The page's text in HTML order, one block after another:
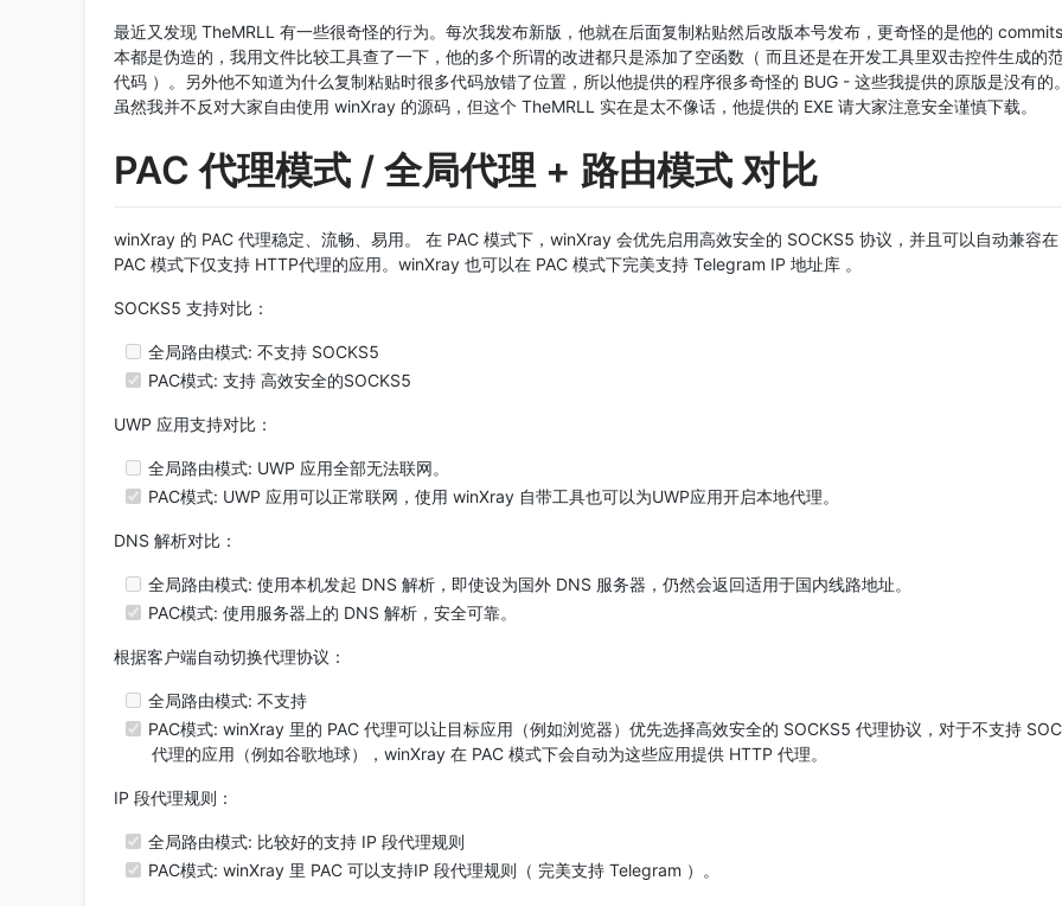
最近又发现 TheMRLL 有一些很奇怪的行为。每次我发布新版，他就在后面复制粘贴然后改版本号发布， 更奇怪的是他的
本都是伪造的，我用文件比较工具查了一下，他的多个所谓的改进都只是添加了空函数 （ 而且还是在开发工具里双击控件生成的
代码 ）。另外他不知道为什么复制粘贴时很多代码放错了位置，所以他提供的程序很多奇怪的 BUG - 这些我提供的原版是没有的
虽然我并不反对大家自由使用 winXray 的源码，但这个 TheMRLL 实在是太不像话，他提供的 EXE 请大家注意安全谨慎下载。
PAC 代理模式 / 全局代理 + 路由模式 对比
winXray 的 PAC 代理稳定、流畅、易用。 在 PAC 模式下，winXray 会优先启用高效安全的 SOCKS5 协议，并且可以自动兼容在
PAC 模式下仅支持 HTTP代理的应用。winXray 也可以在 PAC 模式下完美支持 Telegram IP 地址库 。
SOCKS5 支持对比：
全局路由模式: 不支持 SOCKS5
PAC模式: 支持 高效安全的SOCKS5
UWP 应用支持对比：
全局路由模式: UWP 应用全部无法联网。
PAC模式: UWP 应用可以正常联网，使用 winXray 自带工具也可以为UWP应用开启本地代理。
DNS 解析对比：
全局路由模式: 使用本机发起 DNS 解析，即使设为国外 DNS 服务器，仍然会返回适用于国内线路地址。
PAC模式: 使用服务器上的 DNS 解析，安全可靠。
根据客户端自动切换代理协议：
全局路由模式: 不支持
PAC模式: winXray 里的 PAC 代理可以让目标应用（例如浏览器）优先选择高效安全的 SOCKS5 代理协议，对于不支持
代理的应用（例如谷歌地球），winXray 在 PAC 模式下会自动为这些应用提供 HTTP 代理。
IP 段代理规则：
全局路由模式: 比较好的支持 IP 段代理规则
PAC模式: winXray 里 PAC 可以支持IP 段代理规则（ 完美支持 Telegram ）。